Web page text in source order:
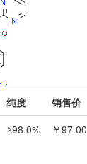
纯度 销售价
≥98.0% ￥97.00